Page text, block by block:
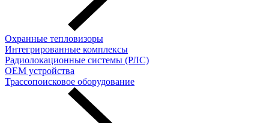
Охранные тепловизоры
Интегрированные комплексы
Радиолокационные системы (РЛС)
OEM устройства
Трассопоисковое оборудование